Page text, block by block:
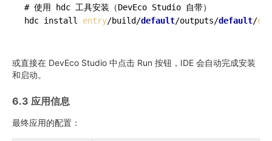
# 使用 hdc 工具安装（DevEco Studio 自带）
hdc install entry/build/default/outputs/default/
或直接在 DevEco Studio 中点击 Run 按钮，IDE 会自动完成安装
和启动。
6.3 应用信息
最终应用的配置：